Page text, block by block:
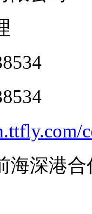
海深港